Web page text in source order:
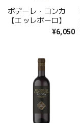
ポデーレ・コンカ
【エッレボーロ】
¥6,050